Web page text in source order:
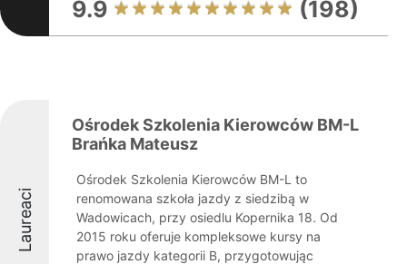
9.9 (198)
Laureaci
Ośrodek Szkolenia Kierowców BM-L
Brańka Mateusz
Ośrodek Szkolenia Kierowców BM-L to
renomowana szkoła jazdy z siedzibą w
Wadowicach, przy osiedlu Kopernika 18. Od
2015 roku oferuje kompleksowe kursy na
prawo jazdy kategorii B, przygotowując